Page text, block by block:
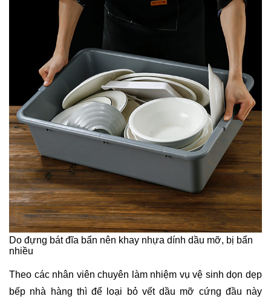
Do đựng bát đĩa bẩn nên khay nhựa dính dầu mỡ, bị bẩn
nhiều
Theo các nhân viên chuyên làm nhiệm vụ vệ sinh dọn dẹp
bếp nhà hàng thì để loại bỏ vết dầu mỡ cứng đầu này